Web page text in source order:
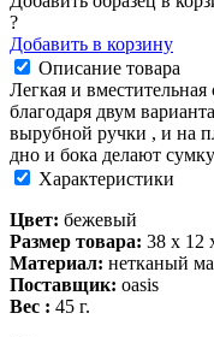
?
Добавить в корзину
Описание товара
Легкая и
благодаря двум
вырубной ручки , и на
дно и бока делают
Характеристики
Цвет: бежевый
Размер товара: 38 х 12
Материал: нетканый
Поставщик: oasis
Вес : 45 г.